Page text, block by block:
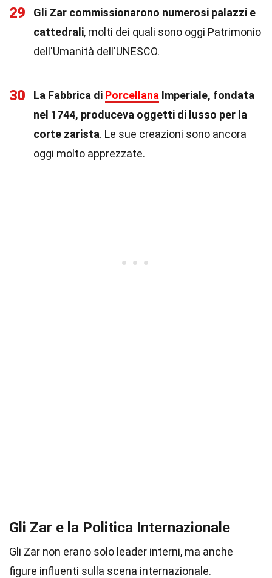
29
Gli Zar commissionarono numerosi palazzi e
cattedrali, molti dei quali sono oggi Patrimonio
dell'Umanità dell'UNESCO.
30 La Fabbrica di Porcellana Imperiale, fondata
nel 1744, produceva oggetti di lusso per la
corte zarista. Le sue creazioni sono ancora
oggi molto apprezzate.
Gli Zar e la Politica Internazionale
Gli Zar non erano solo leader interni, ma anche
figure influenti sulla scena internazionale.